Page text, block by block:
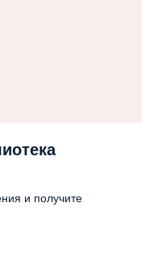
и получите